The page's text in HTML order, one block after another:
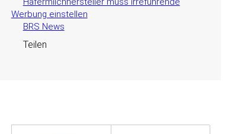
Werbung einstellen
BRS News
Teilen